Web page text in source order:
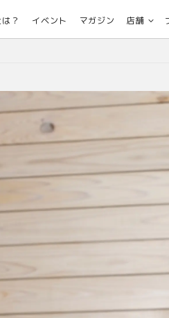
？ イベント マガジン 店舗